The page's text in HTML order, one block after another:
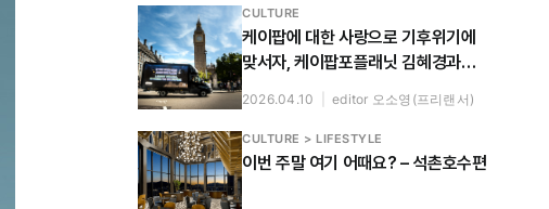
CULTURE
케이팝에 대한 사랑으로 기후위기에
맞서자, 케이팝포플래닛 김혜경과
누룰 사리파와 나눈 대화
2026.04.10 editor 오소영(프리랜서)
CULTURE > LIFESTYLE
이번 주말 여기 어때요? – 석촌호수편